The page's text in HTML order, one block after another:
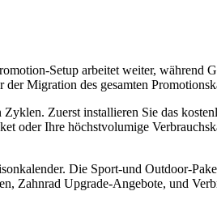
Setup arbeitet weiter, während
Migration des gesamten
Zuerst installieren Sie das
oder Ihre höchstvolumige
Die Sport-und Outdoor-
Zahnrad Upgrade-Angebote, und